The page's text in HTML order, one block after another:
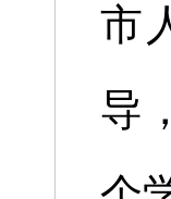
市
导